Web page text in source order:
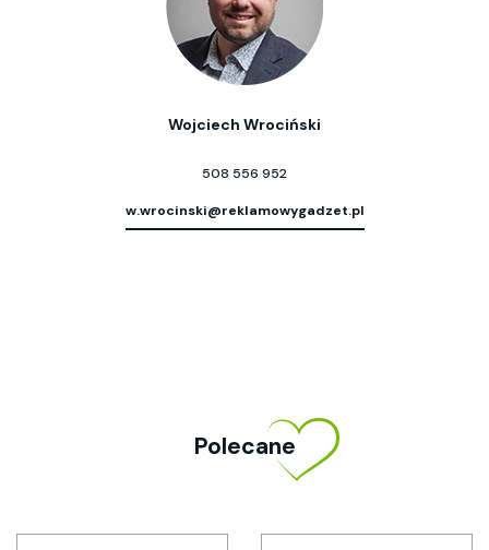
Wojciech Wrociński
508 556 952
w.wrocinski@reklamowygadzet.pl
Polecane